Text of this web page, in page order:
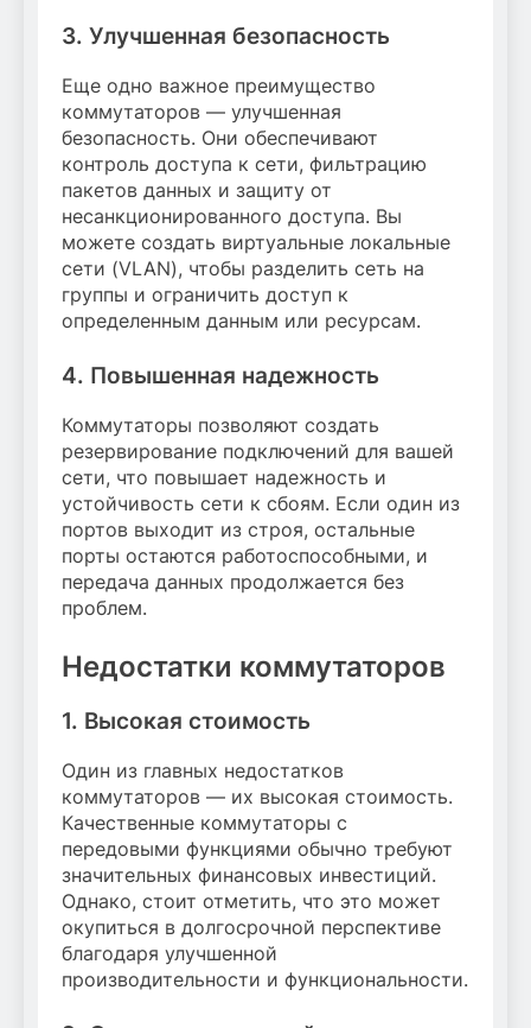
3. Улучшенная безопасность
Еще одно важное преимущество
коммутаторов — улучшенная
безопасность. Они обеспечивают
контроль доступа к сети, фильтрацию
пакетов данных и защиту от
несанкционированного доступа. Вы
можете создать виртуальные локальные
сети (VLAN), чтобы разделить сеть на
группы и ограничить доступ к
определенным данным или ресурсам.
4. Повышенная надежность
Коммутаторы позволяют создать
резервирование подключений для вашей
сети, что повышает надежность и
устойчивость сети к сбоям. Если один из
портов выходит из строя, остальные
порты остаются работоспособными, и
передача данных продолжается без
проблем.
Недостатки коммутаторов
1. Высокая стоимость
Один из главных недостатков
коммутаторов — их высокая стоимость.
Качественные коммутаторы с
передовыми функциями обычно требуют
значительных финансовых инвестиций.
Однако, стоит отметить, что это может
окупиться в долгосрочной перспективе
благодаря улучшенной
производительности и функциональности.